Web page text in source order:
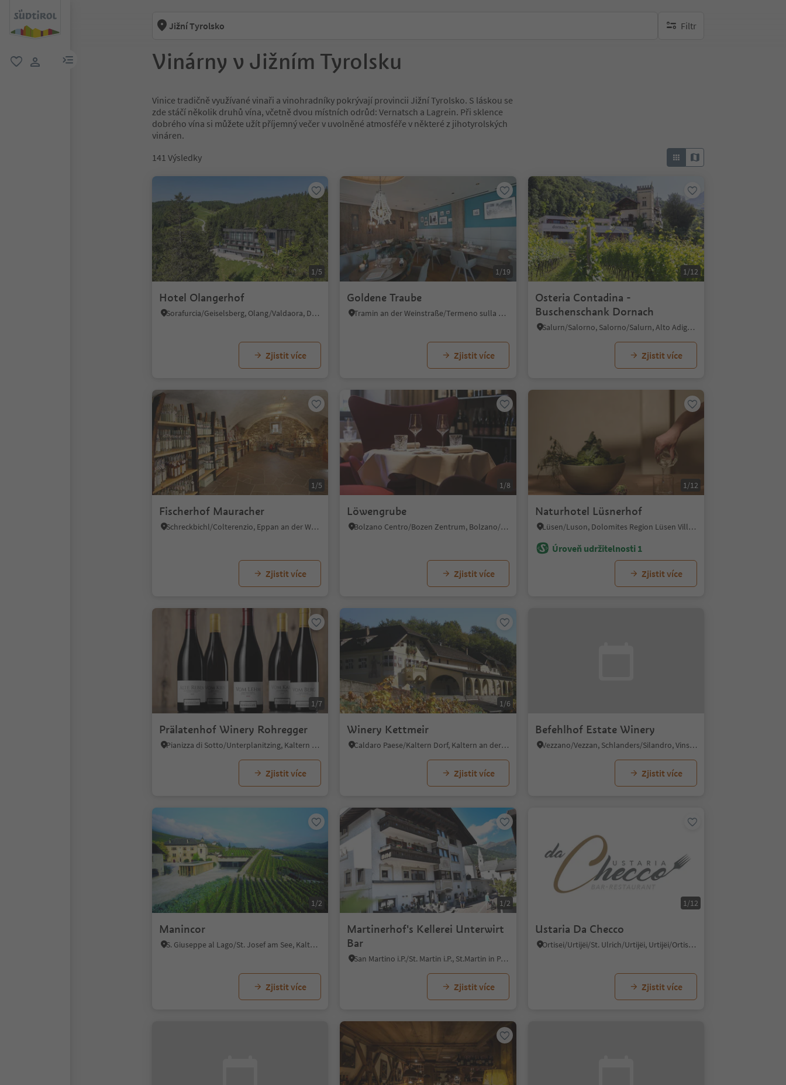
odkaz na menu
Jižní Tyrolsko Filtr
brak aktywnych filtrów
Vinárny v Jižním Tyrolsku
Vinice tradičně využívané vinaři a vinohradníky pokrývají provincii Jižní Tyrolsko. S láskou se
zde stáčí několik druhů vína, včetně dvou místních odrůd: Vernatsch a Lagrein. Při sklence
dobrého vína si můžete užít příjemný večer v uvolněné atmosféře v některé z jihotyrolských
vináren.
141 Výsledky
1/5
Hotel Olangerhof
Sorafurcia/Geiselsberg, Olang/Valdaora, Dolomites Region Kronplatz/Plan de Corones
Zjistit více
1/19
Goldene Traube
Tramin an der Weinstraße/Termeno sulla Strada del Vino, Alto Adige Wine Road
Zjistit více
1/12
Osteria Contadina -
Buschenschank Dornach
Salurn/Salorno, Salorno/Salurn, Alto Adige Wine Road
Zjistit více
1/5
Fischerhof Mauracher
Schreckbichl/Colterenzio, Eppan an der Weinstaße/Appiano sulla Strada del Vino, Alto Adige Wine Road
Zjistit více
1/8
Löwengrube
Bolzano Centro/Bozen Zentrum, Bolzano/Bozen, Bolzano/Bozen and environs
Zjistit více
1/12
Naturhotel Lüsnerhof
Lüsen/Luson, Dolomites Region Lüsen Villnöss
Úroveň udržitelnosti 1
Zjistit více
1/7
Prälatenhof Winery Rohregger
Pianizza di Sotto/Unterplanitzing, Kaltern an der Weinstraße/Caldaro sulla Strada del Vino, Alto Adige Wine Road
Zjistit více
1/6
Winery Kettmeir
Caldaro Paese/Kaltern Dorf, Kaltern an der Weinstraße/Caldaro sulla Strada del Vino, Alto Adige Wine Road
Zjistit více
Befehlhof Estate Winery
Vezzano/Vezzan, Schlanders/Silandro, Vinschgau/Val Venosta
Zjistit více
1/2
Manincor
S. Giuseppe al Lago/St. Josef am See, Kaltern an der Weinstraße/Caldaro sulla Strada del Vino, Alto Adige Wine Road
Zjistit více
1/2
Martinerhof's Kellerei Unterwirt
Bar
San Martino i.P./St. Martin i.P., St.Martin in Passeier/San Martino in Passiria, Meran/Merano and environs
Zjistit více
1/12
Ustaria Da Checco
Ortisei/Urtijëi/St. Ulrich/Urtijëi, Urtijëi/Ortisei, Dolomites Region Val Gardena
Zjistit více